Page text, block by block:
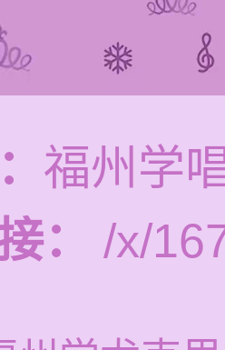
福州学
：
/x/